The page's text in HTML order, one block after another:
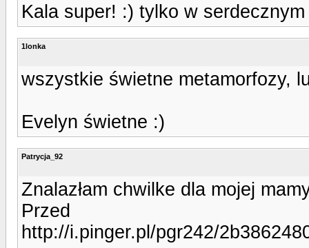
Kala super! :) tylko w
1lonka
wszystkie świetne metamorfozy,
Evelyn świetne :)
Patrycja_92
Znalazłam chwilke dla mojej
Przed
http://i.pinger.pl/pgr242/